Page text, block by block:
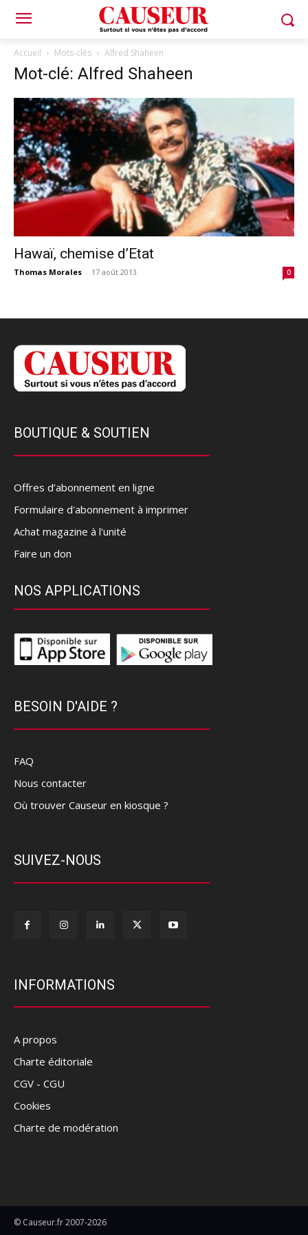
Accueil Mots-clés Alfred Shaheen
Mot-clé: Alfred Shaheen
Hawaï, chemise d’Etat
Thomas Morales - 17 août 2013 0
BOUTIQUE & SOUTIEN
Offres d’abonnement en ligne
Formulaire d'abonnement à imprimer
Achat magazine à l'unité
Faire un don
NOS APPLICATIONS
BESOIN D'AIDE ?
FAQ
Nous contacter
Où trouver Causeur en kiosque ?
SUIVEZ-NOUS
INFORMATIONS
A propos
Charte éditoriale
CGV - CGU
Cookies
Charte de modération
© Causeur.fr 2007-2026